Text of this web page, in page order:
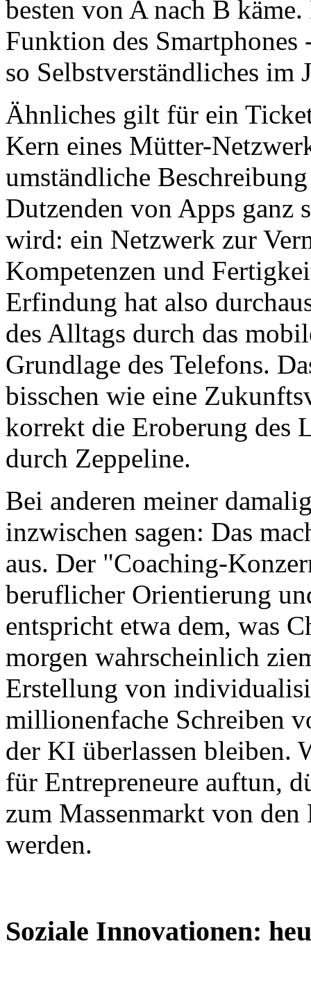
besten von A nach B
Funktion des Smartphones
so Selbstverständliches
Ähnliches gilt für ein
Kern eines Mütter-
umständliche
Dutzenden von Apps ganz
wird: ein Netzwerk zur
Kompetenzen und
Erfindung hat also
des Alltags durch das
Grundlage des Telefons.
bisschen wie eine
korrekt die Eroberung des
durch Zeppeline.
Bei anderen meiner
inzwischen sagen: Das
aus. Der "Coaching-
beruflicher Orientierung
entspricht etwa dem, was
morgen wahrscheinlich
Erstellung von
millionenfache Schreiben
der KI überlassen bleiben.
für Entrepreneure auftun,
zum Massenmarkt von
werden.
Soziale Innovationen: